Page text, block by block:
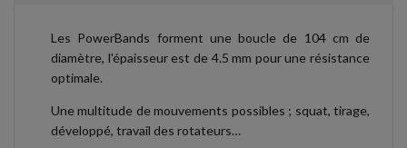
Les PowerBands forment une boucle de 104 cm de
diamètre, l'épaisseur est de 4.5 mm pour une résistance
optimale.
Une multitude de mouvements possibles ; squat, tirage,
développé, travail des rotateurs…